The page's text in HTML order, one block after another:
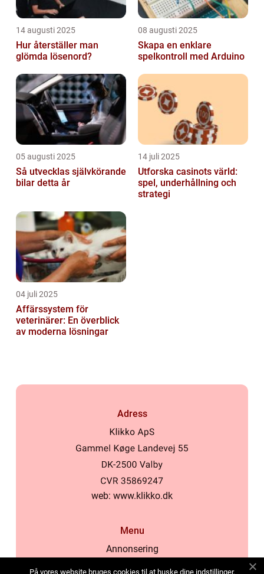
14 augusti 2025
Hur återställer man
glömda lösenord?
08 augusti 2025
Skapa en enklare
spelkontroll med Arduino
05 augusti 2025
Så utvecklas självkörande
bilar detta år
14 juli 2025
Utforska casinots värld:
spel, underhållning och
strategi
04 juli 2025
Affärssystem för
veterinärer: En överblick
av moderna lösningar
Adress
web: www.klikko.dk
Menu
Annonsering
På vores website bruges cookies til at huske dine indstillinger,